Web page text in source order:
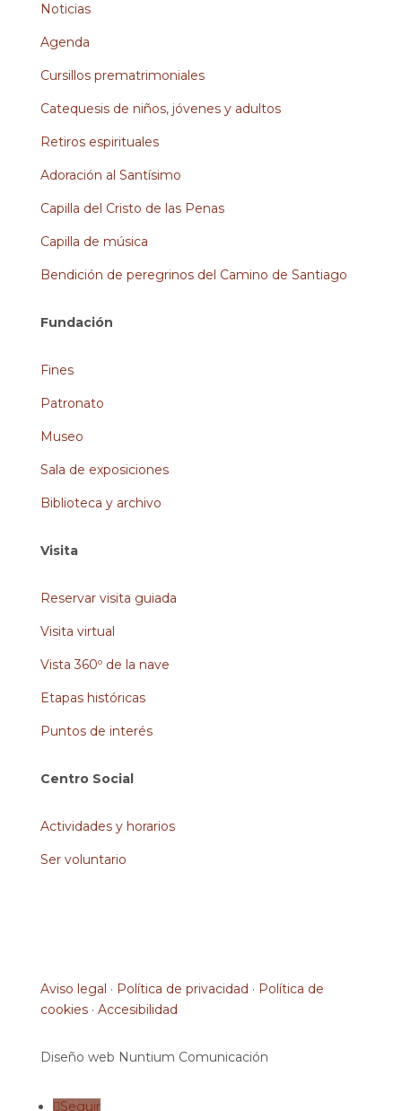
Noticias
Agenda
Cursillos prematrimoniales
Catequesis de niños, jóvenes y adultos
Retiros espirituales
Adoración al Santísimo
Capilla del Cristo de las Penas
Capilla de música
Bendición de peregrinos del Camino de Santiago
Fundación
Fines
Patronato
Museo
Sala de exposiciones
Biblioteca y archivo
Visita
Reservar visita guiada
Visita virtual
Vista 360º de la nave
Etapas históricas
Puntos de interés
Centro Social
Actividades y horarios
Ser voluntario
Aviso legal · Política de privacidad · Política de
cookies· Accesibilidad
Diseño web Nuntium Comunicación
Seguir